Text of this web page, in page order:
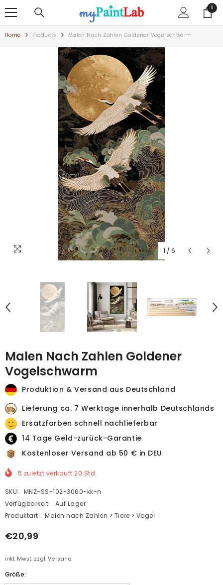
00
Artikel
Home Products Malen Nach Zahlen Goldener Vogelschwarm
1 / 6
Malen Nach Zahlen Goldener
Vogelschwarm
Produktion & Versand aus Deutschland
Lieferung ca. 7 Werktage innerhalb Deutschlands
Ersatzfarben schnell nachlieferbar
14 Tage Geld-zurück-Garantie
Kostenloser Versand ab 50 € in DEU
5 zuletzt verkauft20 Std.
SKU:
MNZ-SS-102-3060-kk-n
Verfügbarkeit:
Auf Lager
Produktart:
Malen nach Zahlen > Tiere > Vogel
€20,99
inkl. Mwst. zzgl. Versand
Größe: